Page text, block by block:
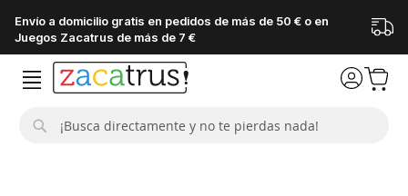
Envío a domicilio gratis en pedidos de más de 50 € o en
Juegos Zacatrus de más de 7 €